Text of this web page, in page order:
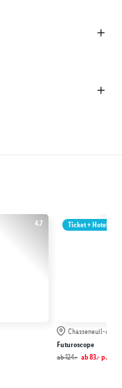
4.7 Ticket + Hotel
Chasseneuil-du-
Futuroscope
ab124.- ab83.- p.P.